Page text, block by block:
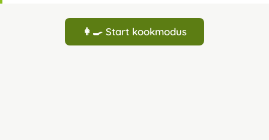
👩‍🍳 Start kookmodus